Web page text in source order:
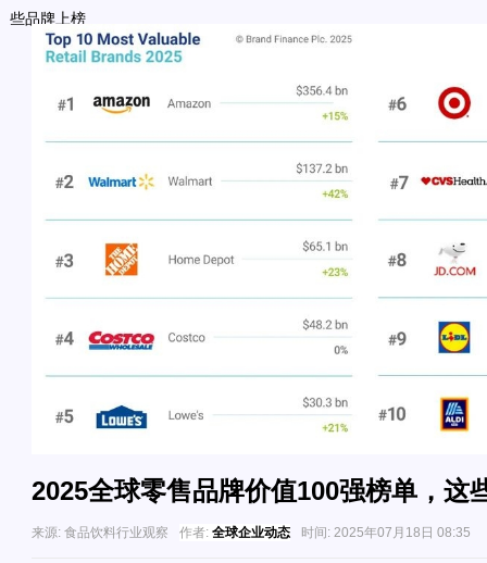
些品牌上榜
2025全球零售品牌价值100强榜单，这
来源: 食品饮料行业观察 作者: 全球企业动态 时间: 2025年07月18日 08:35